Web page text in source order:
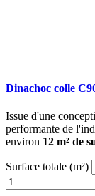
Dinachoc colle
Issue d'une
performante de
environ 12 m² de
Surface totale (m²)